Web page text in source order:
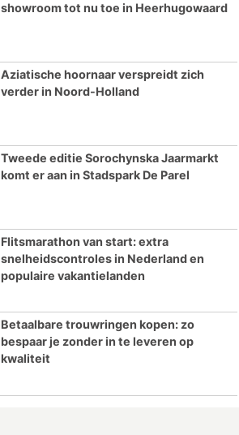
showroom tot nu toe in Heerhugowaard
Aziatische hoornaar verspreidt zich
verder in Noord-Holland
Tweede editie Sorochynska Jaarmarkt
komt er aan in Stadspark De Parel
Flitsmarathon van start: extra
snelheidscontroles in Nederland en
populaire vakantielanden
Betaalbare trouwringen kopen: zo
bespaar je zonder in te leveren op
kwaliteit